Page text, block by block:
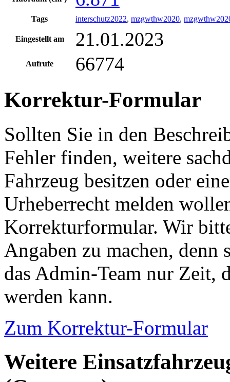
Tags interschutz2022, mzgwthw2020,
Eingestellt am 21.01.2023
Aufrufe 66774
Korrektur-Formular
Sollten Sie in den
Fehler finden, weitere
Fahrzeug besitzen oder
Urheberrecht melden
Korrekturformular. Wir
Angaben zu machen,
das Admin-Team nur Zeit,
werden kann.
Zum Korrektur-Formular
Weitere